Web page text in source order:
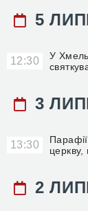
5
12:30
У
3
13:30
церкву,
2